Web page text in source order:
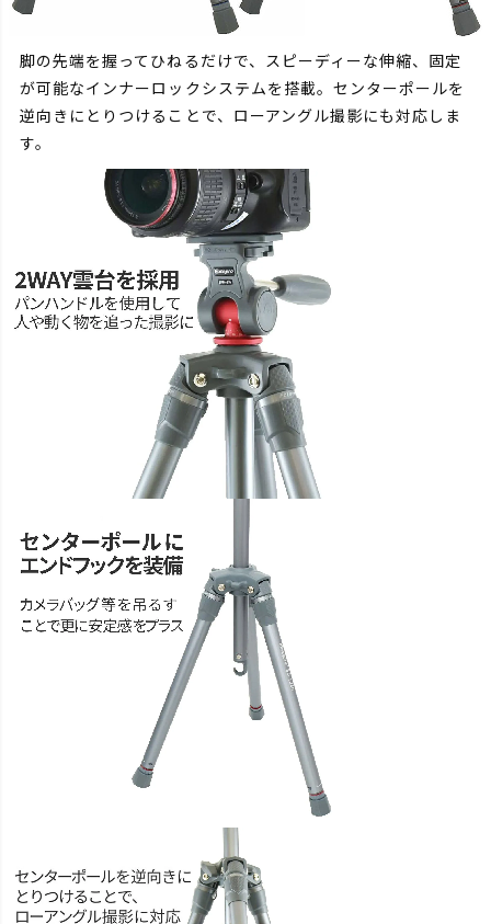
脚の先端を握ってひねるだけで、スピーディーな伸縮、固定
が可能なインナーロックシステムを搭載。センターポールを
逆向きにとりつけることで、ローアングル撮影にも対応しま
す。